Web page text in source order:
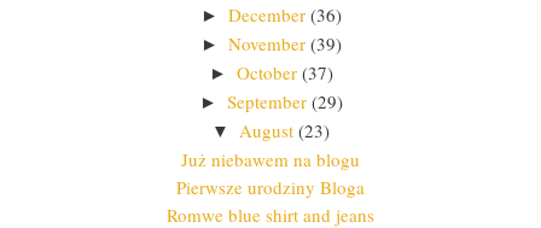
► December (36)
► November (39)
► October (37)
► September (29)
▼ August (23)
Już niebawem na blogu
Pierwsze urodziny Bloga
Romwe blue shirt and jeans